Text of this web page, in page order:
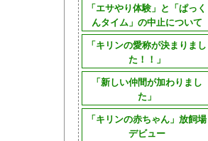
「エサやり体験」と「ぱっく
んタイム」の中止について
「キリンの愛称が決まりまし
た！！」
「新しい仲間が加わりまし
た」
「キリンの赤ちゃん」放飼場
デビュー